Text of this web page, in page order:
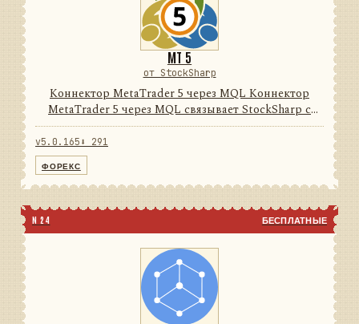
MT 5
от StockSharp
Коннектор MetaTrader 5 через MQL Коннектор
MetaTrader 5 через MQL связывает StockSharp с
терминалом MetaTrader 5 через поставляемый
MQL-эксперт и локальный нативный/FIX-мост. Он
v5.0.165 ⬇ 291
ФОРЕКС
N 24 БЕСПЛАТНЫЕ